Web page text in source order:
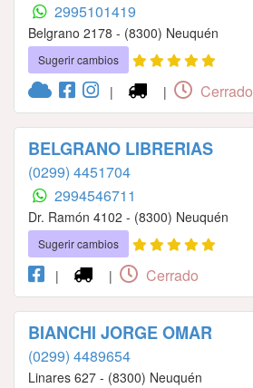
2995101419
Belgrano 2178 - (8300) Neuquén
Sugerir cambios
| | Cerrado
BELGRANO LIBRERIAS
(0299) 4451704
2994546711
Dr. Ramón 4102 - (8300) Neuquén
Sugerir cambios
| | Cerrado
BIANCHI JORGE OMAR
(0299) 4489654
Linares 627 - (8300) Neuquén